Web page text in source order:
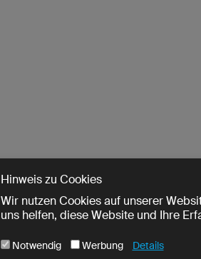
Hinweis zu Cookies
Wir nutzen Cookies auf unserer
uns helfen, diese Website und Ihre
Notwendig Werbung Details